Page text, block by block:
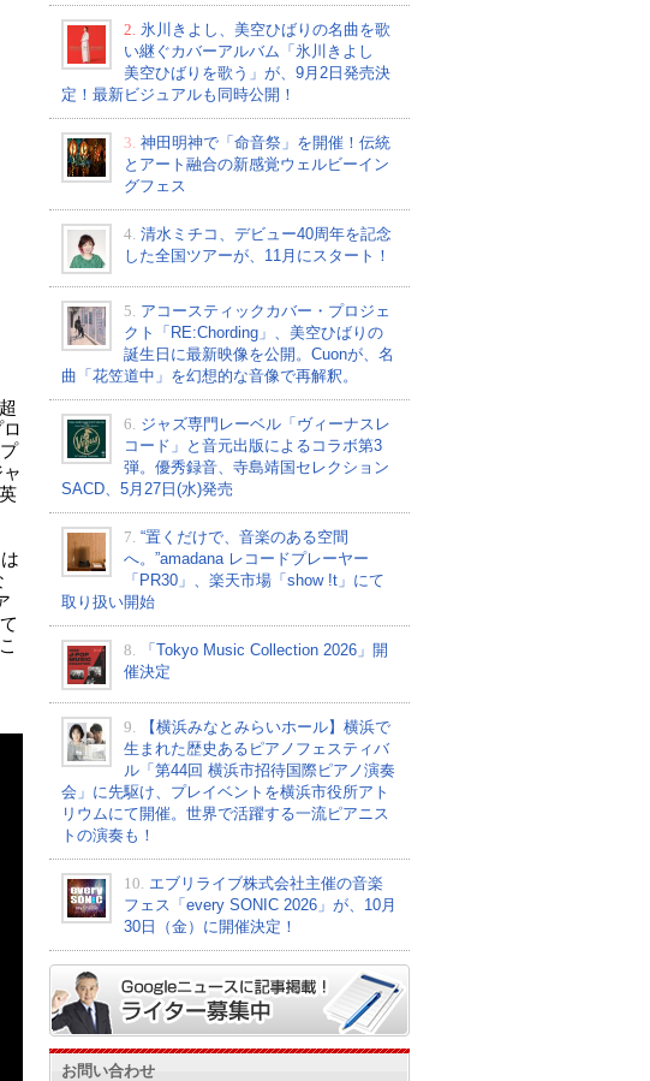
2. 氷川きよし、美空ひばりの名曲を歌
い継ぐカバーアルバム「氷川きよし
美空ひばりを歌う」が、9月2日発売決
定！最新ビジュアルも同時公開！
3. 神田明神で「命音祭」を開催！伝統
とアート融合の新感覚ウェルビーイン
グフェス
4. 清水ミチコ、デビュー40周年を記念
した全国ツアーが、11月にスタート！
5. アコースティックカバー・プロジェ
クト「RE:Chording」、美空ひばりの
誕生日に最新映像を公開。Cuonが、名
曲「花笠道中」を幻想的な音像で再解釈。
6. ジャズ専門レーベル「ヴィーナスレ
コード」と音元出版によるコラボ第3
弾。優秀録音、寺島靖国セレクション
SACD、5月27日(水)発売
7. “置くだけで、音楽のある空間
へ。”amadana レコードプレーヤー
「PR30」、楽天市場「show !t」にて
取り扱い開始
8.
「Tokyo Music Collection 2026」開
催決定
9.
【横浜みなとみらいホール】横浜で
生まれた歴史あるピアノフェスティバ
ル「第44回 横浜市招待国際ピアノ演奏
会」に先駆け、プレイベントを横浜市役所アト
リウムにて開催。世界で活躍する一流ピアニス
トの演奏も！
10. エブリライブ株式会社主催の音楽
フェス「every SONIC 2026」が、10月
30日（金）に開催決定！
お問い合わせ